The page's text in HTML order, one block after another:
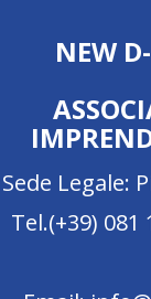
NEW
Sede Legale:
Tel.(+39) 081